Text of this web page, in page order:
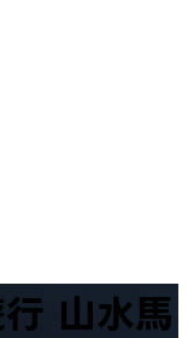
山水馬